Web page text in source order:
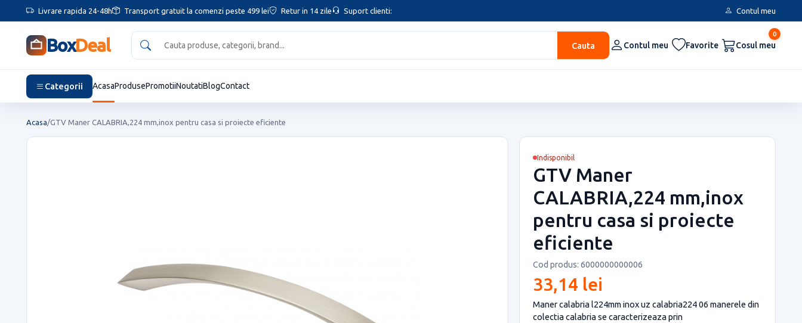
Livrare rapida 24-48h Transport gratuit la comenzi peste 499 lei Retur in 14 zile Suport clienti: Contul meu
BoxDeal Cauta Contul meu Favorite
0
Cosul meu
Categorii AcasaProdusePromotiiNoutatiBlogContact
Acasa/GTV Maner CALABRIA,224 mm,inox pentru casa si proiecte eficiente
Indisponibil
GTV Maner
CALABRIA,224 mm,inox
pentru casa si proiecte
eficiente
Cod produs: 6000000000006
33,14 lei
Maner calabria l224mm inox uz calabria224 06 manerele din
colectia calabria se caracterizeaza prin